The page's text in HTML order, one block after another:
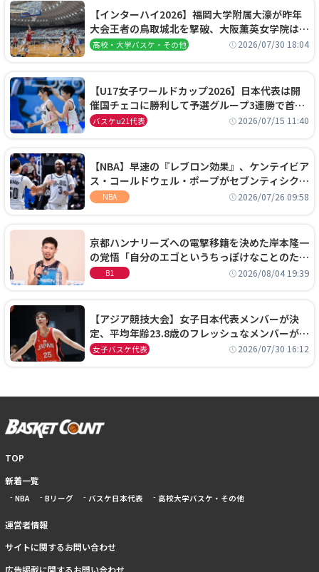
【インターハイ2026】福岡大学附属大濠が昨年
大会王者の鳥取城北を撃破、大阪薫英女学院は岐
阜女子に完勝、大会3日目試合結果
高校・大学バスケ・その他 2026/07/30 18:04
【U17女子ワールドカップ2026】日本代表は開
催国チェコに勝利して予選グループ3連勝で首位
通過！準々決勝の相手はエジプトに決定
バスケu21代表 2026/07/15 11:40
【NBA】早速の『レブロン効果』、ケンテイビア
ス・コールドウェル・ポープがセブンティシクサ
ーズに1年契約で加入
NBA 2026/07/26 09:58
京都ハンナリーズへの電撃移籍を決めた岸本隆一
の覚悟「自分のエゴというちっぽけなことのため
に、京都に来たわけではない」
B1 2026/08/04 19:39
【アジア競技大会】女子日本代表メンバーが決
定、平均年齢23.8歳のフレッシュなメンバーが日
本開催の大舞台で頂点を狙う
女子バスケ代表 2026/07/30 16:12
TOP
新着一覧
NBA Bリーグ バスケ日本代表 高校大学バスケ・その他
運営者情報
サイトに関するお問い合わせ
広告掲載に関するお問い合わせ